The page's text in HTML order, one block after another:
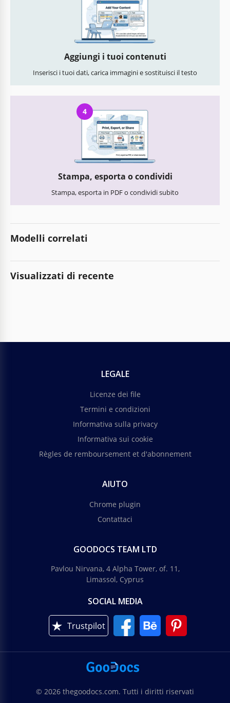
Aggiungi i tuoi contenuti
Inserisci i tuoi dati, carica immagini e sostituisci il testo
4
Stampa, esporta o condividi
Stampa, esporta in PDF o condividi subito
Modelli correlati
Visualizzati di recente
LEGALE
Licenze dei file
Termini e condizioni
Informativa sulla privacy
Informativa sui cookie
Règles de remboursement et d'abonnement
AIUTO
Chrome plugin
Contattaci
GOODOCS TEAM LTD
Pavlou Nirvana, 4 Alpha Tower, of. 11,
Limassol, Cyprus
SOCIAL MEDIA
Trustpilot
© 2026 thegoodocs.com. Tutti i diritti riservati